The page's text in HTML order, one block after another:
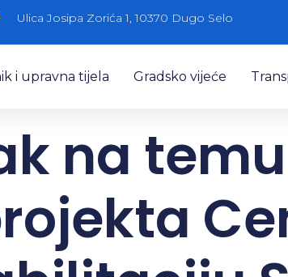
Ulica Josipa Zorića 1, 10370 Dugo Selo
i upravna tijela Gradsko vijeće
na